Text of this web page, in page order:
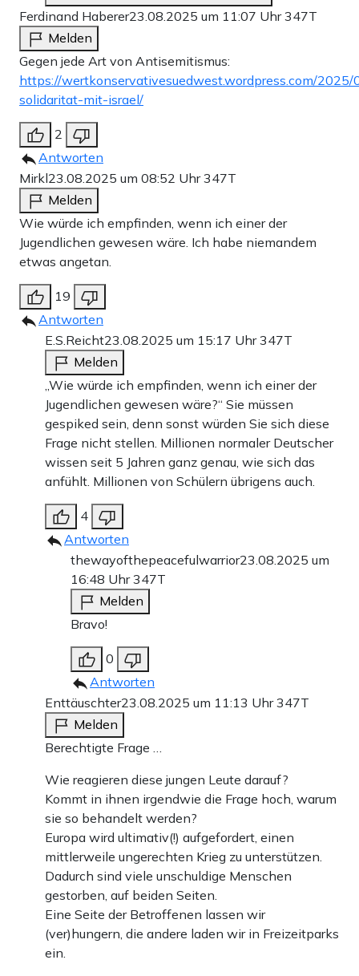
Ferdinand Haberer23.08.2025 um 11:07 Uhr347T
Melden
Gegen jede Art von Antisemitismus:
https://wertkonservativesuedwest.wordpress.com/
solidaritat-mit-israel/
2
Antworten
Mirkl23.08.2025 um 08:52 Uhr347T
Melden
Wie würde ich empfinden, wenn ich einer der
Jugendlichen gewesen wäre. Ich habe niemandem
etwas angetan.
19
Antworten
E.S.Reicht23.08.2025 um 15:17 Uhr347T
Melden
„Wie würde ich empfinden, wenn ich einer der
Jugendlichen gewesen wäre?“ Sie müssen
gespiked sein, denn sonst würden Sie sich diese
Frage nicht stellen. Millionen normaler Deutscher
wissen seit 5 Jahren ganz genau, wie sich das
anfühlt. Millionen von Schülern übrigens auch.
4
Antworten
thewayofthepeacefulwarrior23.08.2025 um
16:48 Uhr347T
Melden
Bravo!
0
Antworten
Enttäuschter23.08.2025 um 11:13 Uhr347T
Melden
Berechtigte Frage …
Wie reagieren diese jungen Leute darauf?
Kommt in ihnen irgendwie die Frage hoch, warum
sie so behandelt werden?
Europa wird ultimativ(!) aufgefordert, einen
mittlerweile ungerechten Krieg zu unterstützen.
Dadurch sind viele unschuldige Menschen
gestorben, auf beiden Seiten.
Eine Seite der Betroffenen lassen wir
(ver)hungern, die andere laden wir in Freizeitparks
ein.